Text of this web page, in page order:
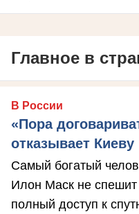
Главное в
В России
«Пора
отказывает
Самый богатый
Илон Маск не спешит
полный доступ к